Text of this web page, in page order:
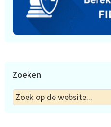
Zoeken
Zoek
op